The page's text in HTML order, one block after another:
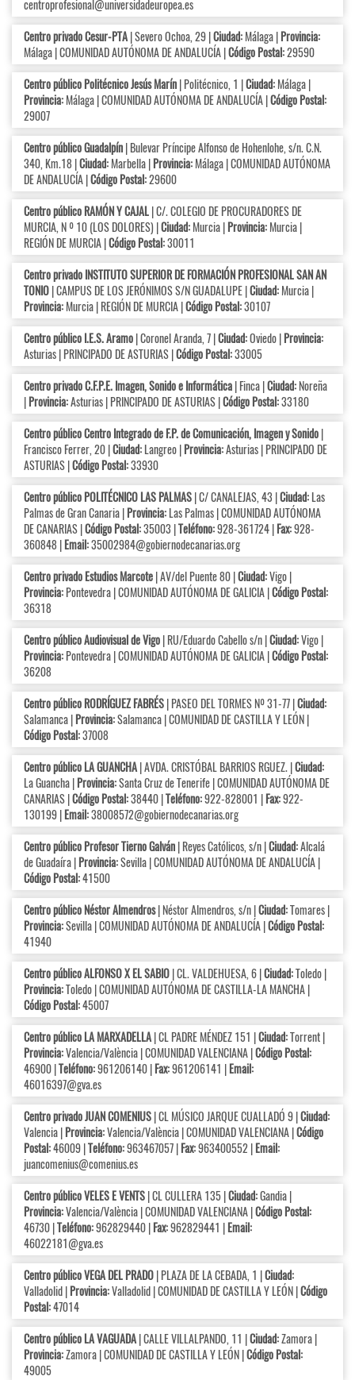
centroprofesional@universidadeuropea.es
Centro privado Cesur-PTA| Severo Ochoa, 29 |Ciudad:Málaga |Provincia:
Málaga | COMUNIDAD AUTÓNOMA DE ANDALUCÍA |Código Postal:29590
Centro público Politécnico Jesús Marín| Politécnico, 1 |Ciudad:Málaga |
Provincia:Málaga | COMUNIDAD AUTÓNOMA DE ANDALUCÍA |Código Postal:
29007
Centro público Guadalpín| Bulevar Príncipe Alfonso de Hohenlohe, s/n. C.N.
340, Km.18 |Ciudad:Marbella |Provincia:Málaga | COMUNIDAD AUTÓNOMA
DE ANDALUCÍA |Código Postal:29600
Centro público RAMÓN Y CAJAL| C/. COLEGIO DE PROCURADORES DE
MURCIA, N º 10 (LOS DOLORES) |Ciudad:Murcia |Provincia:Murcia |
REGIÓN DE MURCIA |Código Postal:30011
Centro privado INSTITUTO SUPERIOR DE FORMACIÓN PROFESIONAL SAN AN
TONIO| CAMPUS DE LOS JERÓNIMOS S/N GUADALUPE |Ciudad:Murcia |
Provincia:Murcia | REGIÓN DE MURCIA |Código Postal:30107
Centro público I.E.S. Aramo| Coronel Aranda, 7 |Ciudad:Oviedo |Provincia:
Asturias | PRINCIPADO DE ASTURIAS |Código Postal:33005
Centro privado C.F.P.E. Imagen, Sonido e Informática| Finca |Ciudad:Noreña
|Provincia:Asturias | PRINCIPADO DE ASTURIAS |Código Postal:33180
Centro público Centro Integrado de F.P. de Comunicación, Imagen y Sonido|
Francisco Ferrer, 20 |Ciudad:Langreo |Provincia:Asturias | PRINCIPADO DE
ASTURIAS |Código Postal:33930
Centro público POLITÉCNICO LAS PALMAS| C/ CANALEJAS, 43 |Ciudad:Las
Palmas de Gran Canaria |Provincia:Las Palmas | COMUNIDAD AUTÓNOMA
DE CANARIAS |Código Postal:35003 |Teléfono:928-361724 |Fax:928-
360848 |Email:35002984@gobiernodecanarias.org
Centro privado Estudios Marcote| AV/del Puente 80 |Ciudad:Vigo |
Provincia:Pontevedra | COMUNIDAD AUTÓNOMA DE GALICIA |Código Postal:
36318
Centro público Audiovisual de Vigo| RU/Eduardo Cabello s/n |Ciudad:Vigo |
Provincia:Pontevedra | COMUNIDAD AUTÓNOMA DE GALICIA |Código Postal:
36208
Centro público RODRÍGUEZ FABRÉS| PASEO DEL TORMES Nº 31-77 |Ciudad:
Salamanca |Provincia:Salamanca | COMUNIDAD DE CASTILLA Y LEÓN |
Código Postal:37008
Centro público LA GUANCHA| AVDA. CRISTÓBAL BARRIOS RGUEZ. |Ciudad:
La Guancha |Provincia:Santa Cruz de Tenerife | COMUNIDAD AUTÓNOMA DE
CANARIAS |Código Postal:38440 |Teléfono:922-828001 |Fax:922-
130199 |Email:38008572@gobiernodecanarias.org
Centro público Profesor Tierno Galván| Reyes Católicos, s/n |Ciudad:Alcalá
de Guadaíra |Provincia:Sevilla | COMUNIDAD AUTÓNOMA DE ANDALUCÍA |
Código Postal:41500
Centro público Néstor Almendros| Néstor Almendros, s/n |Ciudad:Tomares |
Provincia:Sevilla | COMUNIDAD AUTÓNOMA DE ANDALUCÍA |Código Postal:
41940
Centro público ALFONSO X EL SABIO| CL. VALDEHUESA, 6 |Ciudad:Toledo |
Provincia:Toledo | COMUNIDAD AUTÓNOMA DE CASTILLA-LA MANCHA |
Código Postal:45007
Centro público LA MARXADELLA| CL PADRE MÉNDEZ 151 |Ciudad:Torrent |
Provincia:Valencia/València | COMUNIDAD VALENCIANA |Código Postal:
46900 |Teléfono:961206140 |Fax:961206141 |Email:
46016397@gva.es
Centro privado JUAN COMENIUS| CL MÚSICO JARQUE CUALLADÓ 9 |Ciudad:
Valencia |Provincia:Valencia/València | COMUNIDAD VALENCIANA |Código
Postal:46009 |Teléfono:963467057 |Fax:963400552 |Email:
juancomenius@comenius.es
Centro público VELES E VENTS| CL CULLERA 135 |Ciudad:Gandia |
Provincia:Valencia/València | COMUNIDAD VALENCIANA |Código Postal:
46730 |Teléfono:962829440 |Fax:962829441 |Email:
46022181@gva.es
Centro público VEGA DEL PRADO| PLAZA DE LA CEBADA, 1 |Ciudad:
Valladolid |Provincia:Valladolid | COMUNIDAD DE CASTILLA Y LEÓN |Código
Postal:47014
Centro público LA VAGUADA| CALLE VILLALPANDO, 11 |Ciudad:Zamora |
Provincia:Zamora | COMUNIDAD DE CASTILLA Y LEÓN |Código Postal:
49005